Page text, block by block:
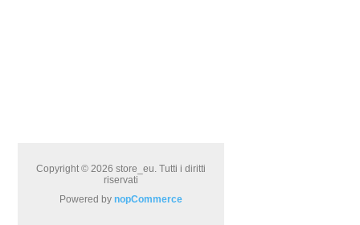
Copyright © 2026 store_eu. Tutti i diritti
riservati
Powered bynopCommerce